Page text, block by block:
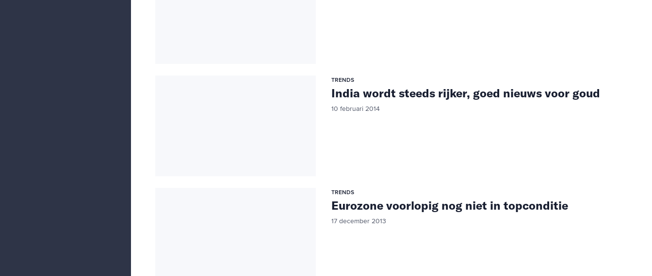
TRENDS
India wordt steeds rijker, goed nieuws voor goud
10 februari 2014
TRENDS
Eurozone voorlopig nog niet in topconditie
17 december 2013